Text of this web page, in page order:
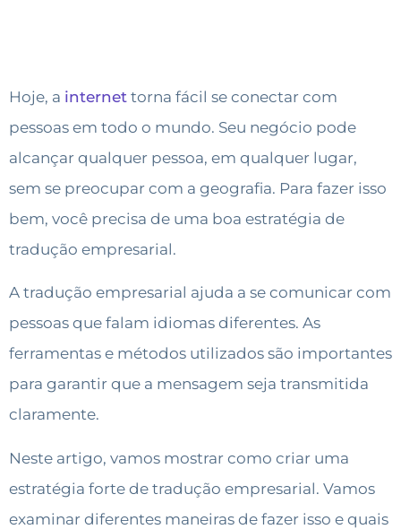
Hoje, a internet torna fácil se conectar com
pessoas em todo o mundo. Seu negócio pode
alcançar qualquer pessoa, em qualquer lugar,
sem se preocupar com a geografia. Para fazer isso
bem, você precisa de uma boa estratégia de
tradução empresarial.
A tradução empresarial ajuda a se comunicar com
pessoas que falam idiomas diferentes. As
ferramentas e métodos utilizados são importantes
para garantir que a mensagem seja transmitida
claramente.
Neste artigo, vamos mostrar como criar uma
estratégia forte de tradução empresarial. Vamos
examinar diferentes maneiras de fazer isso e quais